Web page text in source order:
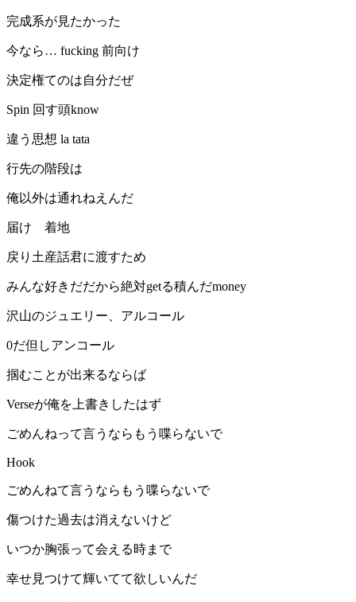
完成系が見たかった
今なら… fucking 前向け
決定権てのは自分だぜ
Spin 回す頭know
違う思想 la tata
行先の階段は
俺以外は通れねえんだ
届け 着地
戻り土産話君に渡すため
みんな好きだだから絶対getる積んだmoney
沢山のジュエリー、アルコール
0だ但しアンコール
掴むことが出来るならば
Verseが俺を上書きしたはず
ごめんねって言うならもう喋らないで
Hook
ごめんねて言うならもう喋らないで
傷つけた過去は消えないけど
いつか胸張って会える時まで
幸せ見つけて輝いてて欲しいんだ